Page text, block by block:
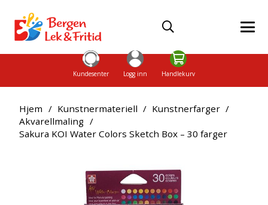
Kundesenter Logg inn Handlekurv
Hjem / Kunstnermateriell / Kunstnerfarger /
Akvarellmaling /
Sakura KOI Water Colors Sketch Box – 30 farger